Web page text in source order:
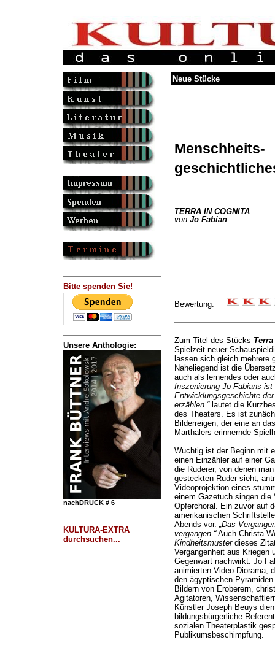
Bitte spenden Sie!
Unsere Anthologie:
nachDRUCK # 6
KULTURA-EXTRA
durchsuchen...
Neue Stücke
Menschheits-
TERRA IN COGNITA
von Jo Fabian
Bewertung:
Zum Titel des Stücks
Spielzeit neuer
lassen sich gleich mehrere
Naheliegend ist die
auch als lernendes oder
Inszenierung Jo Fabians ist
Entwicklungsgeschichte
erzählen.“lautet die
des Theaters. Es ist
Bilderreigen, der eine an
Marthalers erinnernde
Wuchtig ist der Beginn mit
einen Einzähler auf einer
die Ruderer, von denen
gesteckten Ruder sieht,
Videoprojektion eines
einem Gazetuch singen die
Opferchoral. Ein zuvor auf
amerikanischen
Abends vor. „Das
vergangen.“Auch Christa
Kindheitsmusterdieses
Vergangenheit aus Kriegen
Gegenwart nachwirkt. Jo
animierten Video-Diorama,
den ägyptischen
Bildern von Eroberern,
Agitatoren,
Künstler Joseph Beuys
bildungsbürgerliche
sozialen Theaterplastik
Publikumsbeschimpfung.